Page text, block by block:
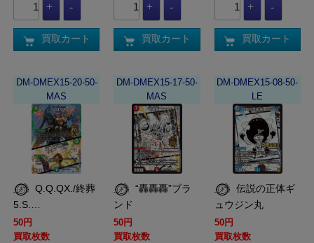
買取カート 買取カート 買取カート
DM-DMEX15-20-50-
MAS
5.S.…
50円
買取枚数
DM-DMEX15-17-50-
MAS
“轟轟轟”ブラ
ンド
50円
買取枚数
DM-DMEX15-08-50-
LE
ュウジン丸
50円
買取枚数